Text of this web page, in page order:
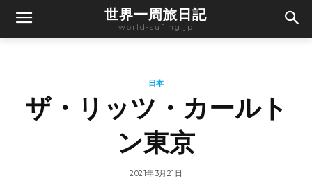
世界一周旅日記
world-sufing.jp
日本
ザ・リッツ・カールト
ン東京
2021年3月21日